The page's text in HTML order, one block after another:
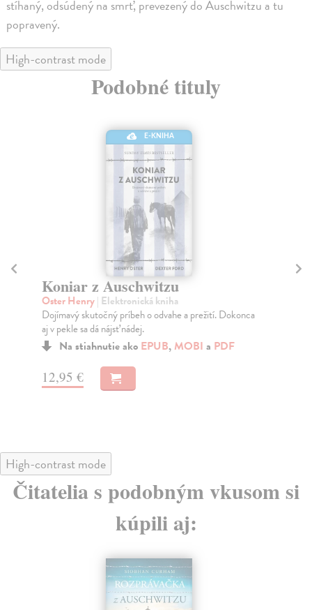
stíhaný, odsúdený na smrť, prevezený do Auschwitzu a tu
popravený.
High-contrast mode
Podobné tituly
E-KNIHA
Sabotér z Auschwitzu
Rushton Colin| Elektronická kniha
Pútavý príbeh opisuje osudy britského vojaka Arthura
Dodda počas druhej svetovej vojny. Zajali ho v ...
Na stiahnutie ako EPUB, MOBI a PDF
10,49 €
High-contrast mode
Čitatelia s podobným vkusom si
kúpili aj: